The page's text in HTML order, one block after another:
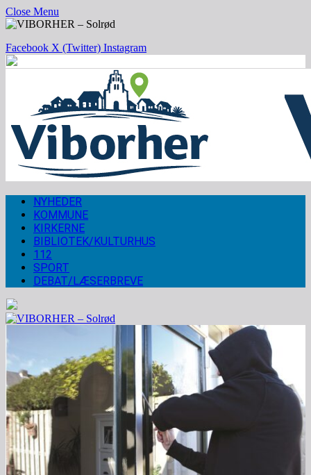
Close Menu
Facebook X (Twitter) Instagram
NYHEDER
KOMMUNE
KIRKERNE
BIBLIOTEK/KULTURHUS
112
SPORT
DEBAT/LÆSERBREVE